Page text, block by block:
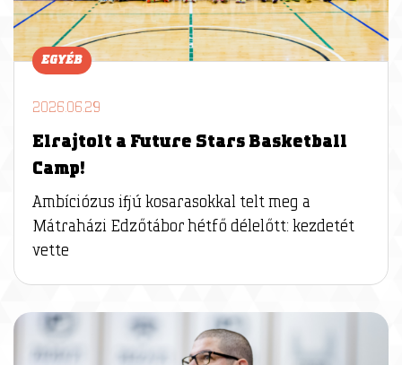
EGYÉB
2026.06.29
Elrajtolt a Future Stars Basketball
Camp!
Ambíciózus ifjú kosarasokkal telt meg a
Mátraházi Edzőtábor hétfő délelőtt: kezdetét
vette